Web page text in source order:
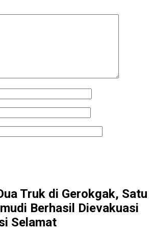
Truk di Gerokgak, Satu
Berhasil Dievakuasi
Selamat